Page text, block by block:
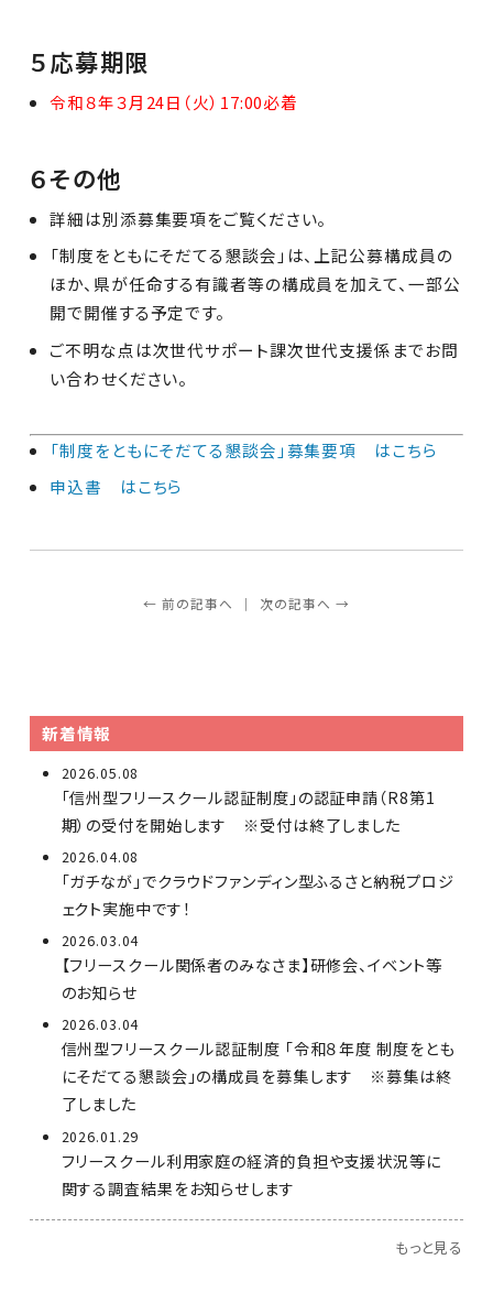
５応募期限
令和８年３月24日（火）17:00必着
６その他
詳細は別添募集要項をご覧ください。
「制度をともにそだてる懇談会」は、上記公募構成員の
ほか、県が任命する有識者等の構成員を加えて、一部公
開で開催する予定です。
ご不明な点は次世代サポート課次世代支援係までお問
い合わせください。
「制度をともにそだてる懇談会」募集要項 はこちら
申込書 はこちら
← 前の記事へ 次の記事へ →
新着情報
2026.05.08
「信州型フリースクール認証制度」の認証申請（R8第1
期）の受付を開始します ※受付は終了しました
2026.04.08
「ガチなが」でクラウドファンディン型ふるさと納税プロジ
ェクト実施中です！
2026.03.04
【フリースクール関係者のみなさま】研修会、イベント等
のお知らせ
2026.03.04
信州型フリースクール認証制度 「令和８年度 制度をとも
にそだてる懇談会」の構成員を募集します ※募集は終
了しました
2026.01.29
フリースクール利用家庭の経済的負担や支援状況等に
関する調査結果をお知らせします
もっと見る